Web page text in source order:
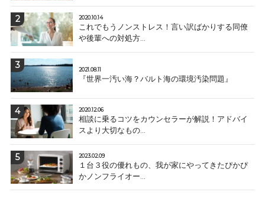
2020.10.14
これでもうノンストレス！言い訳ばかりする同僚
や後輩への対処方...
2021.08.11
『世界一汚い海？バルト海の環境汚染問題』
2020.12.06
相談に乗るコツをカウンセラーが解説！アドバイ
スより大切なもの...
2023.02.09
１台３役の優れもの、我が家にやってきたぴかぴ
かノンフライオー...